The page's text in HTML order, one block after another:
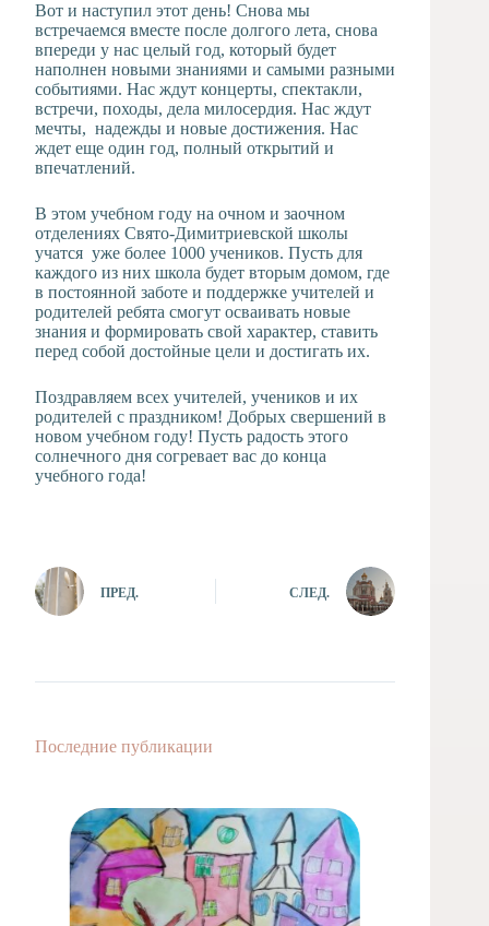
студия
Музыкальное
отделение
Психологическая
Служба
Тьюторская
служба
Вот и наступил этот день! Снова мы
встречаемся вместе после долгого лета, снова
впереди у нас целый год, который будет
наполнен новыми знаниями и самыми разными
событиями. Нас ждут концерты, спектакли,
встречи, походы, дела милосердия. Нас ждут
мечты, надежды и новые достижения. Нас
ждет еще один год, полный открытий и
впечатлений.
В этом учебном году на очном и заочном
отделениях Свято-Димитриевской школы
учатся уже более 1000 учеников. Пусть для
каждого из них школа будет вторым домом, где
в постоянной заботе и поддержке учителей и
родителей ребята смогут осваивать новые
знания и формировать свой характер, ставить
перед собой достойные цели и достигать их.
Поздравляем всех учителей, учеников и их
родителей с праздником! Добрых свершений в
новом учебном году! Пусть радость этого
солнечного дня согревает вас до конца
учебного года!
ПРЕД. СЛЕД.
Последние публикации